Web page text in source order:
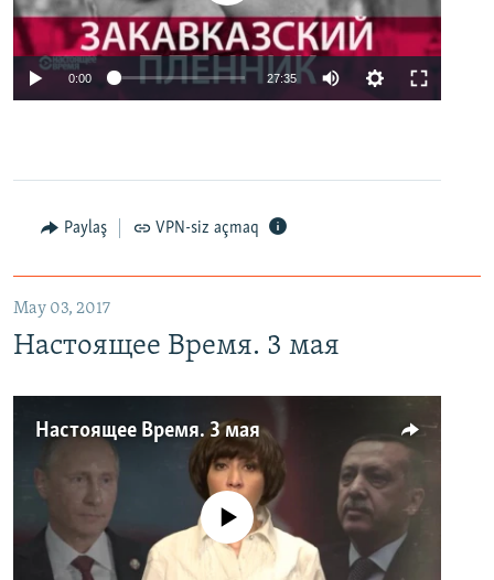
0:00 27:35
Paylaş VPN-siz açmaq
May 03, 2017
Настоящее Время. 3 мая
Настоящее Время. 3 мая
No media source currently available